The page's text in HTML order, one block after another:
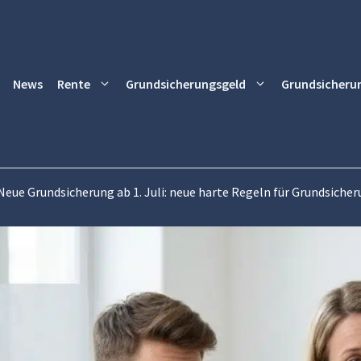
News Rente Grundsicherungsgeld
Grundsicherung ab 1. Juli: neue harte Regeln für